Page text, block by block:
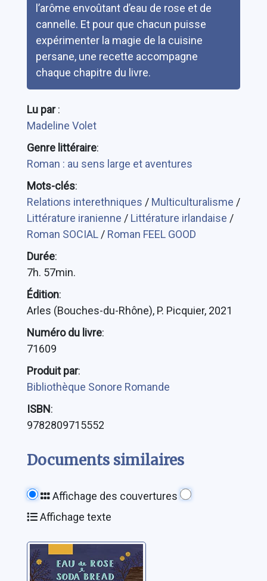
l’arôme envoûtant d’eau de rose et de
cannelle. Et pour que chacun puisse
expérimenter la magie de la cuisine
persane, une recette accompagne
chaque chapitre du livre.
Lu par:
Madeline Volet
Genre littéraire:
Roman : au sens large et aventures
Mots-clés:
Relations interethniques / Multiculturalisme /
Littérature iranienne / Littérature irlandaise /
Roman SOCIAL / Roman FEEL GOOD
Durée:
7h. 57min.
Édition:
Arles (Bouches-du-Rhône), P. Picquier, 2021
Numéro du livre:
71609
Produit par:
Bibliothèque Sonore Romande
ISBN:
9782809715552
Documents similaires
Affichage des couvertures
Affichage texte
Eau de rose et
Soda bread